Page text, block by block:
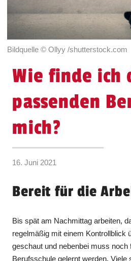
Bildquelle © Ollyy /shutterstock.com
Wie finde ich
passenden
mich?
16. Juni 2021
Bereit für die
Bis spät am Nachmittag arbeiten,
regelmäßig mit einem Kontrollblick
geschaut und nebenbei muss noch
Berufsschule gelernt werden. Viele